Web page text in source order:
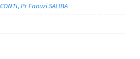
Pr Faouzi SALIBA